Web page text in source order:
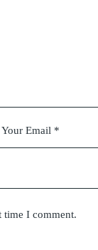
time I comment.